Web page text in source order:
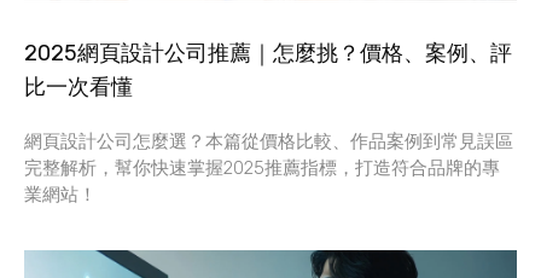
2025網頁設計公司推薦｜怎麼挑？價格、案例、評
比一次看懂
網頁設計公司怎麼選？本篇從價格比較、作品案例到常見誤區
完整解析，幫你快速掌握2025推薦指標，打造符合品牌的專
業網站！